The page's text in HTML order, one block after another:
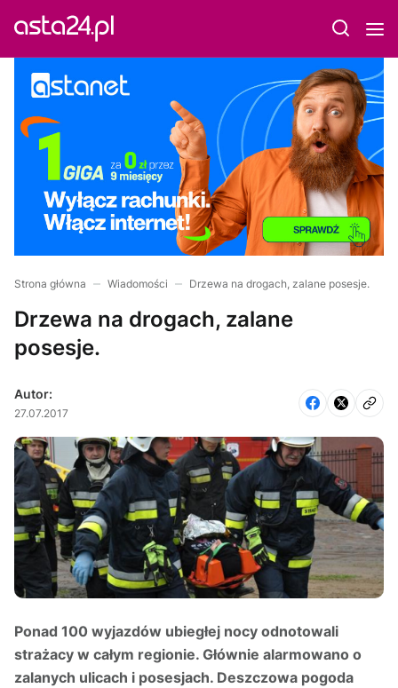
Strona główna Wiadomości Drzewa na drogach, zalane posesje.
Drzewa na drogach, zalane
posesje.
Autor:
27.07.2017
Ponad 100 wyjazdów ubiegłej nocy odnotowali
strażacy w całym regionie. Głównie alarmowano o
zalanych ulicach i posesjach. Deszczowa pogoda